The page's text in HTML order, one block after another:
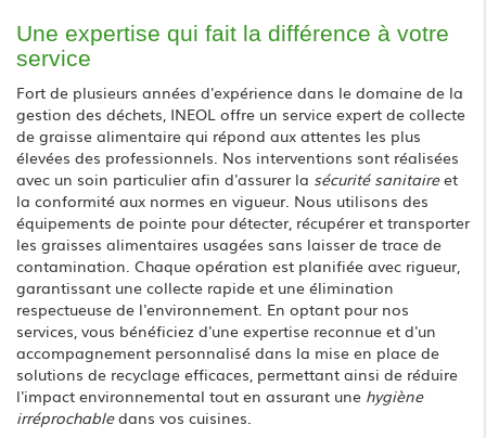
Une expertise qui fait la différence à votre
service
Fort de plusieurs années d'expérience dans le domaine de la
gestion des déchets, INEOL offre un service expert de collecte
de graisse alimentaire qui répond aux attentes les plus
élevées des professionnels. Nos interventions sont réalisées
avec un soin particulier afin d'assurer la sécurité sanitaireet
la conformité aux normes en vigueur. Nous utilisons des
équipements de pointe pour détecter, récupérer et transporter
les graisses alimentaires usagées sans laisser de trace de
contamination. Chaque opération est planifiée avec rigueur,
garantissant une collecte rapide et une élimination
respectueuse de l'environnement. En optant pour nos
services, vous bénéficiez d'une expertise reconnue et d'un
accompagnement personnalisé dans la mise en place de
solutions de recyclage efficaces, permettant ainsi de réduire
l'impact environnemental tout en assurant une hygiène
irréprochabledans vos cuisines.